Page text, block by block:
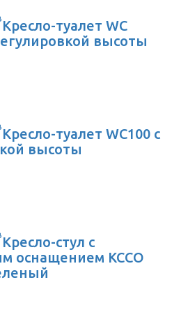
Кресло-туалет WC
высоты
Кресло-туалет WC100 с
высоты
Кресло-стул с
оснащением КССО